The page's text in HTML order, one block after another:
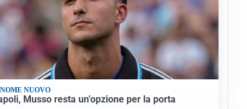
NUOVO
Musso resta un’opzione per la porta